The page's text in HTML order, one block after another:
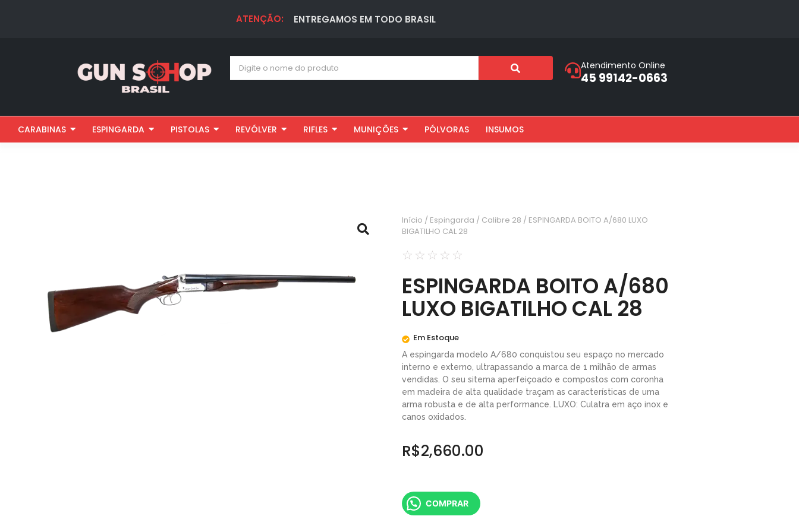
ATENÇÃO: ENTREGAMOS EM TODO BRASIL
Atendimento Online
45 99142-0663
CARABINAS ESPINGARDA PISTOLAS REVÓLVER RIFLES MUNIÇÕES PÓLVORAS INSUMOS
Início / Espingarda / Calibre 28 / ESPINGARDA BOITO A/680 LUXO
BIGATILHO CAL 28
☆ ☆ ☆ ☆ ☆
ESPINGARDA BOITO A/680
LUXO BIGATILHO CAL 28
Em Estoque
A espingarda modelo A/680 conquistou seu espaço no mercado
interno e externo, ultrapassando a marca de 1 milhão de armas
vendidas. O seu sitema aperfeiçoado e compostos com coronha
em madeira de alta qualidade traçam as características de uma
arma robusta e de alta performance. LUXO: Culatra em aço inox e
canos oxidados.
R$2,660.00
COMPRAR